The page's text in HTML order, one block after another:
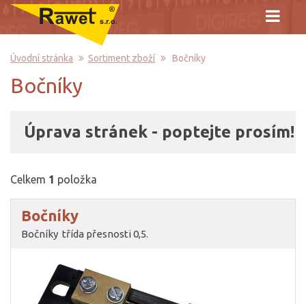
Úvodní stránka Sortiment zboží Bočníky
Bočníky
Úprava stránek - poptejte prosím!
Celkem 1 položka
Bočníky
Bočníky třída přesnosti 0,5.